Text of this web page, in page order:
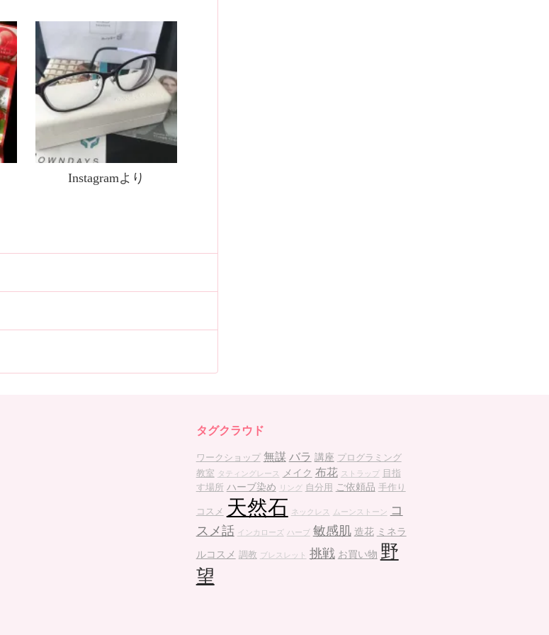
Instagramより
タグクラウド
ワークショップ 無謀 バラ 講座 プログラミング
教室
タティングレース メイク 布花 ストラップ
目指
す場所 ハーブ染め リング 自分用 ご依頼品 手作り
コスメ 天然石 ネックレス ムーンストーン
コ
スメ話 インカローズ ハーブ 敏感肌 造花 ミネラ
ルコスメ 調教 ブレスレット 挑戦 お買い物 野
望